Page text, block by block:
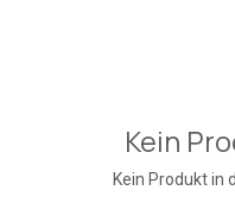
Kein
Kein Produkt in